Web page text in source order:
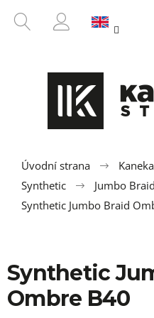
content
SEARCH
Úvodní strana
Synthetic
Jumbo
Synthetic Jumbo Braid
Synthetic
Ombre B40
BACK
BACK
e
y
l
o
o